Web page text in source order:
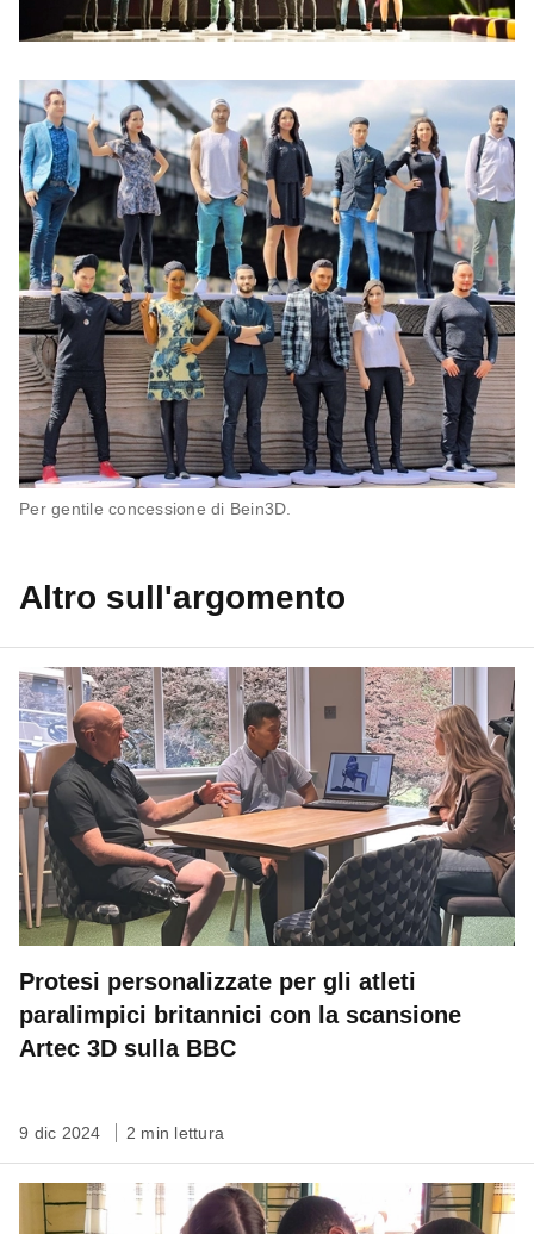
Per gentile concessione di Bein3D
Altro sull'argomento
Protesi personalizzate per gli atleti
paralimpici britannici con la scansione
Artec 3D sulla BBC
9 dic 2024 2 min lettura